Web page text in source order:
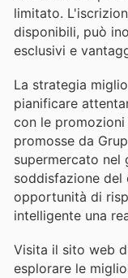
limitato.
disponibili, può
esclusivi e
La strategia
pianificare
con le
promosse da
supermercato nel
soddisfazione
opportunità di
intelligente una
Visita il sito web
esplorare le